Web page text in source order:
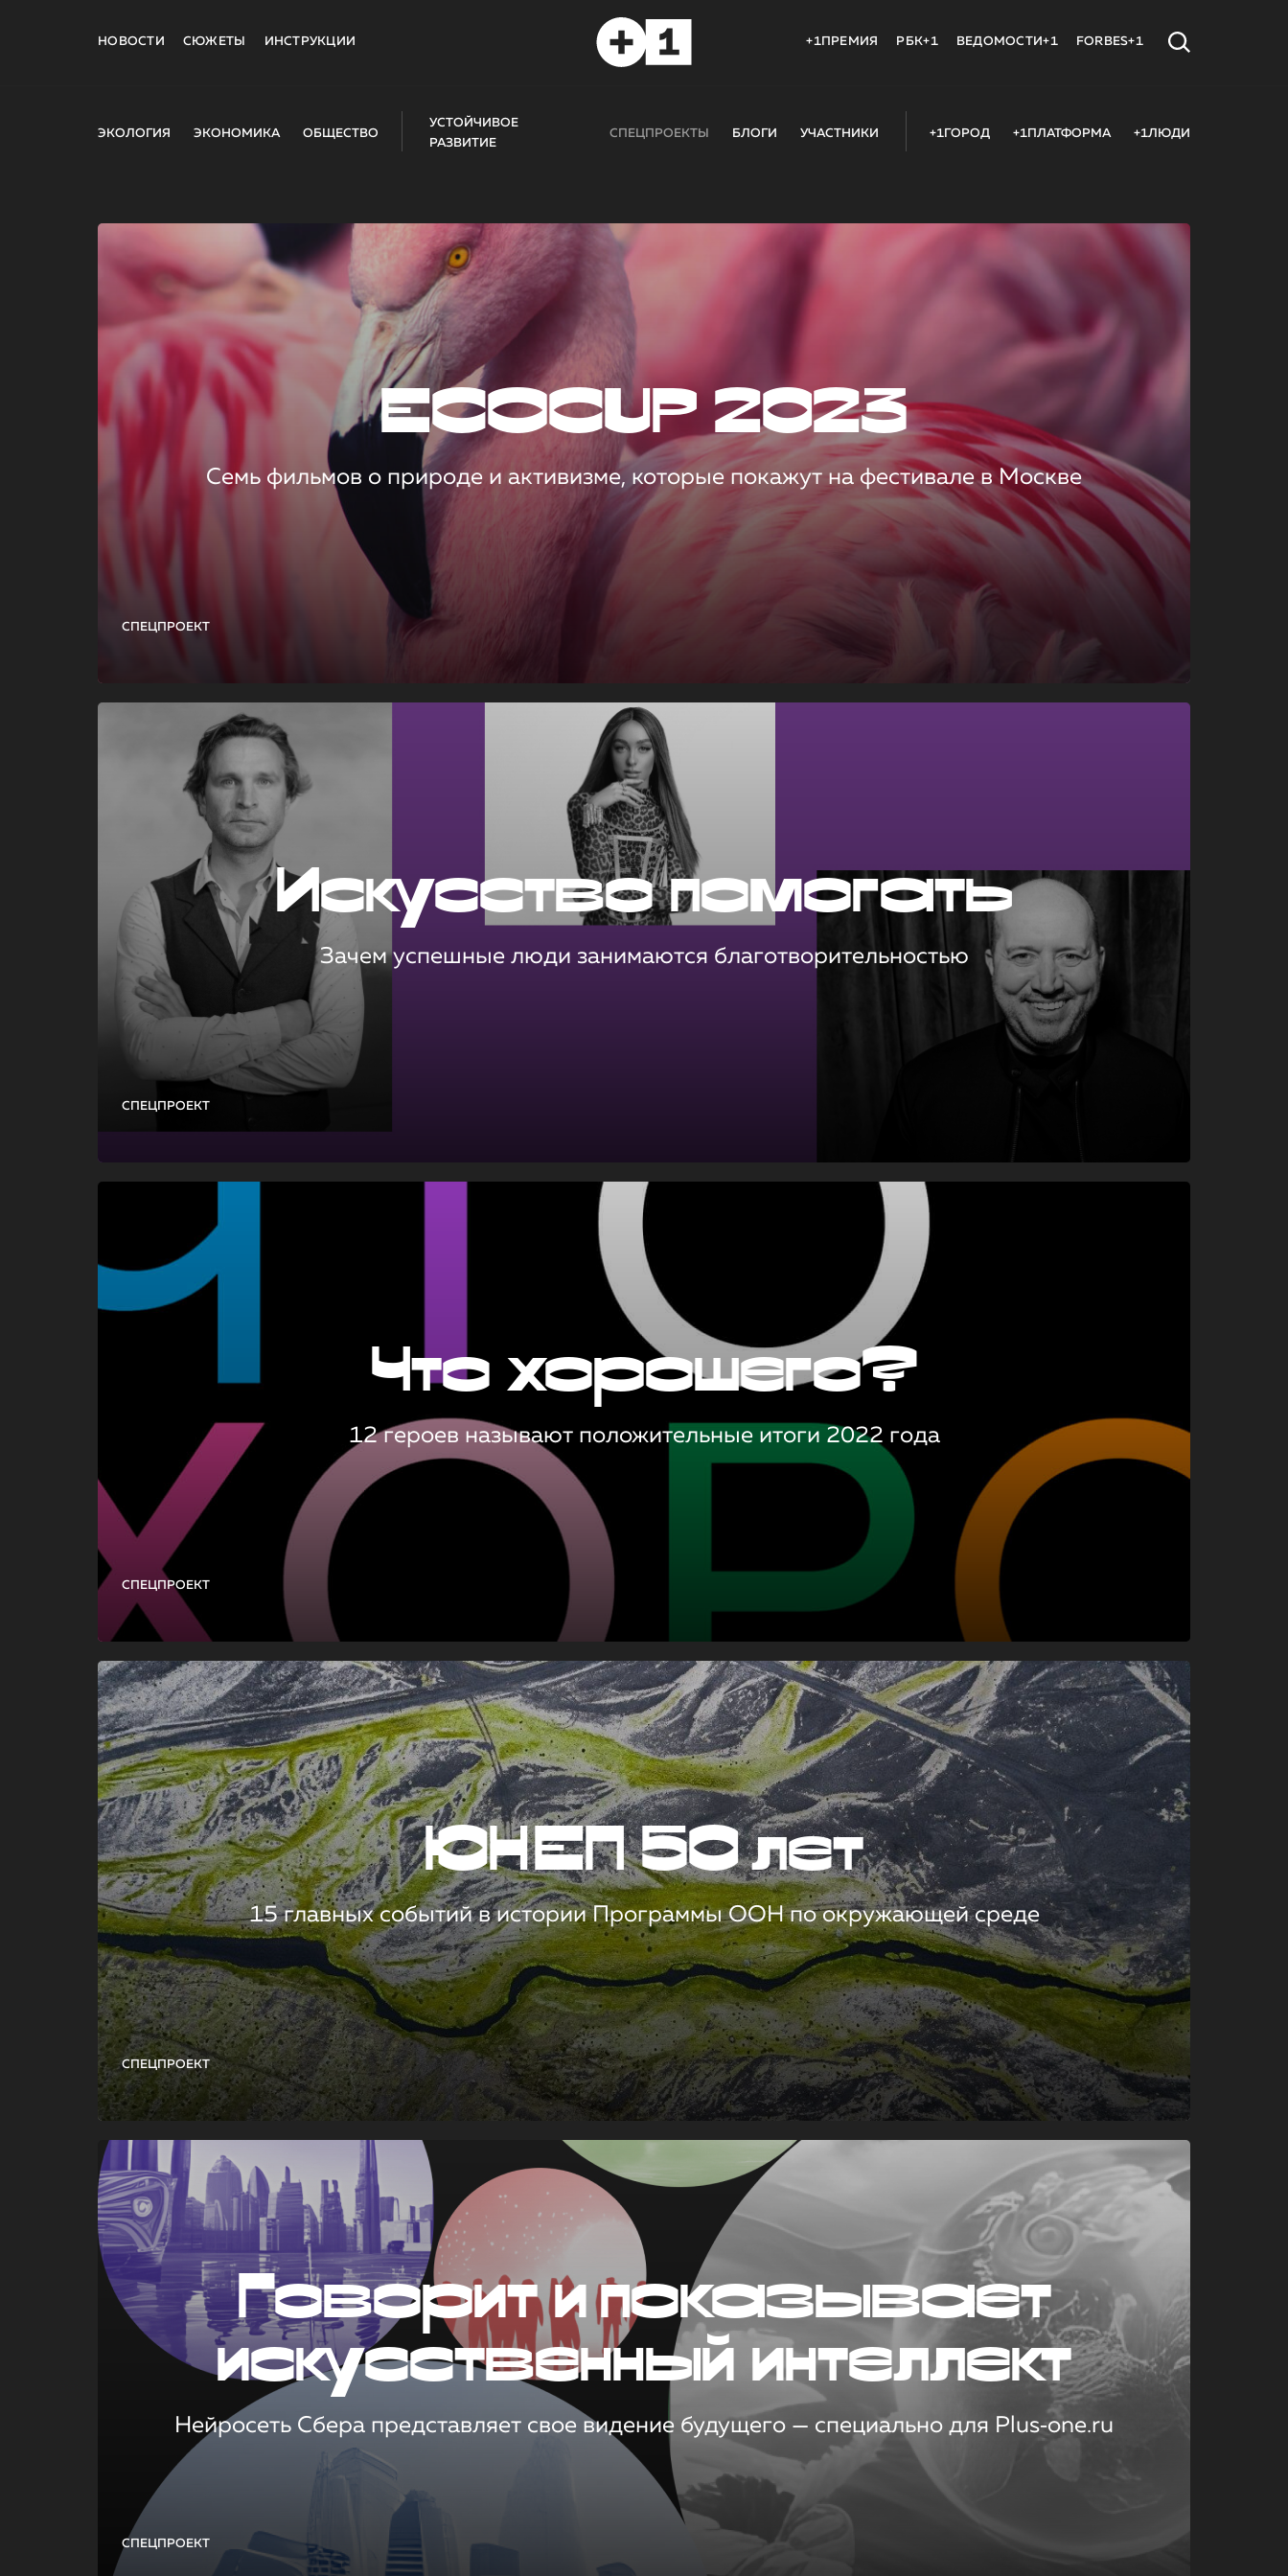
НОВОСТИ СЮЖЕТЫ ИНСТРУКЦИИ +1ПРЕМИЯ РБК+1 ВЕДОМОСТИ+1 FORBES+1
ЭКОЛОГИЯ ЭКОНОМИКА ОБЩЕСТВО
УСТОЙЧИВОЕ
РАЗВИТИЕ
СПЕЦПРОЕКТЫ БЛОГИ УЧАСТНИКИ +1ГОРОД +1ПЛАТФОРМА +1ЛЮДИ
СПЕЦПРОЕКТ
ECOCUP 2023
Семь фильмов о природе и активизме, которые покажут на фестивале в Москве
СПЕЦПРОЕКТ
Искусство помогать
Зачем успешные люди занимаются благотворительностью
СПЕЦПРОЕКТ
Что хорошего?
12 героев называют положительные итоги 2022 года
СПЕЦПРОЕКТ
ЮНЕП 50 лет
15 главных событий в истории Программы ООН по окружающей среде
СПЕЦПРОЕКТ
Говорит и показывает
искусственный интеллект
Нейросеть Сбера представляет свое видение будущего — специально для Plus‑one.ru